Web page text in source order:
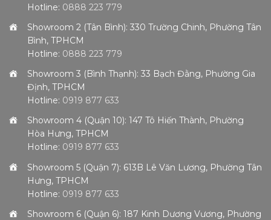
Hotline: 0888 223 779
Showroom 2 (Tân Bình): 330 Trường Chinh, Phường Tân
Bình, TPHCM
Hotline: 0888 223 779
Showroom 3 (Bình Thạnh): 33 Bạch Đằng, Phường Gia
Định, TPHCM
Hotline: 0919 877 633
Showroom 4 (Quận 10): 147 Tô Hiến Thành, Phường
Hòa Hưng, TPHCM
Hotline: 0919 877 633
Showroom 5 (Quận 7): 613B Lê Văn Lương, Phường Tân
Hưng, TPHCM
Hotline: 0919 877 633
Showroom 6 (Quận 6): 187 Kinh Dương Vương, Phường